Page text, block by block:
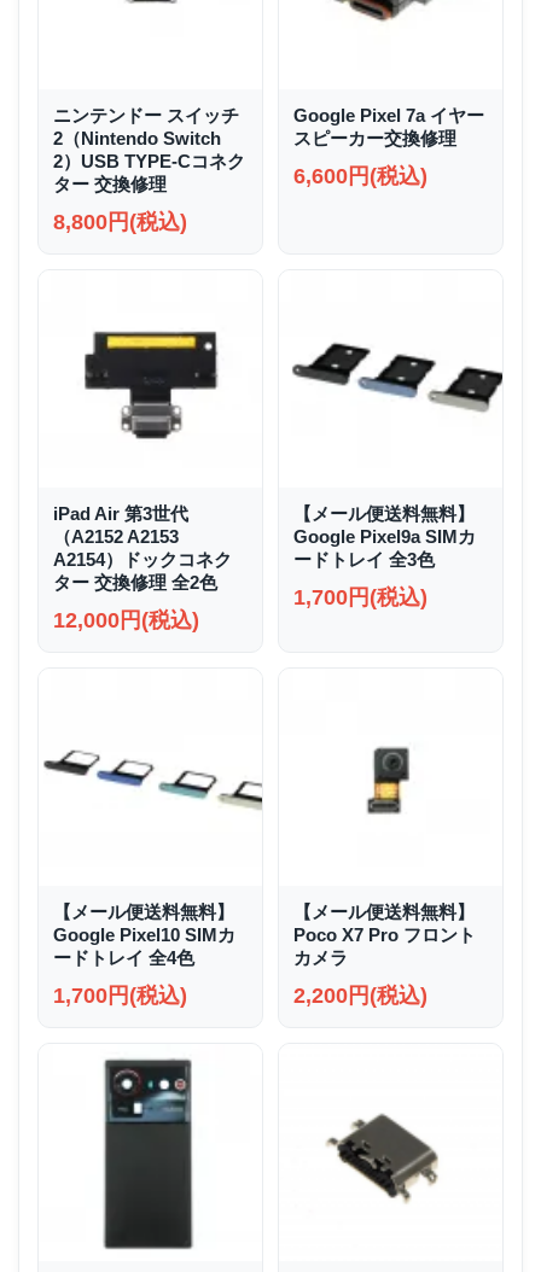
ニンテンドー スイッチ
2（Nintendo Switch
2）USB TYPE-Cコネク
ター 交換修理
8,800円(税込)
Google Pixel 7a イヤー
スピーカー交換修理
6,600円(税込)
iPad Air 第3世代
（A2152 A2153
A2154）ドックコネク
ター 交換修理 全2色
12,000円(税込)
【メール便送料無料】
Google Pixel9a SIMカ
ードトレイ 全3色
1,700円(税込)
【メール便送料無料】
Google Pixel10 SIMカ
ードトレイ 全4色
1,700円(税込)
【メール便送料無料】
Poco X7 Pro フロント
カメラ
2,200円(税込)